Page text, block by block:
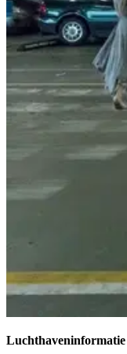
Luchthaveninformatie